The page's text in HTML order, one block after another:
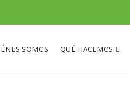
SOMOS QUÉ HACEMOS